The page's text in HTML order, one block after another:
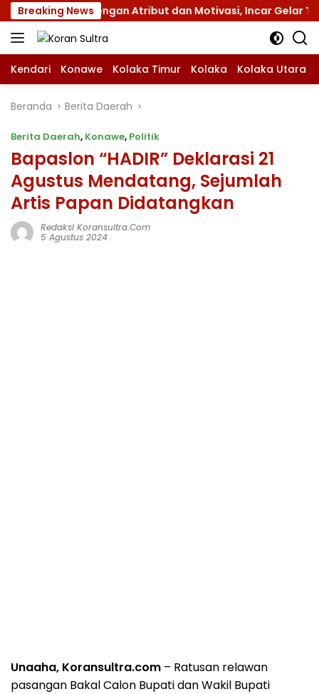
Langsung
ke
konten
Breaking News
XII dengan Atribut dan Motivasi, Incar Gelar
Kendari Konawe Kolaka Timur Kolaka Kolaka Utara
Beranda Berita Daerah
Berita Daerah, Konawe, Politik
Bapaslon “HADIR” Deklarasi 21
Agustus Mendatang, Sejumlah
Artis Papan Didatangkan
Redaksi Koransultra.com
5 Agustus 2024
Unaaha, Koransultra.com – Ratusan relawan
pasangan Bakal Calon Bupati dan Wakil Bupati